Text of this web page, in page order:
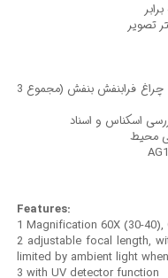
تصویر
منبع نور شامل 2 چراغ ال ای دی سفید و 1 چراغ فرابنفش بنفش (مجموع 3
اسکناس و اسناد
محیط
Features:
1 Magnification 60X (30-
2 adjustable focal length,
limited by ambient light
3 with UV detector function